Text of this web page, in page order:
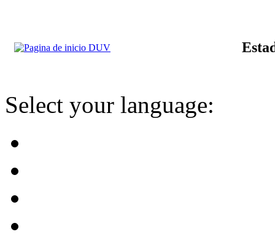
Select your language: